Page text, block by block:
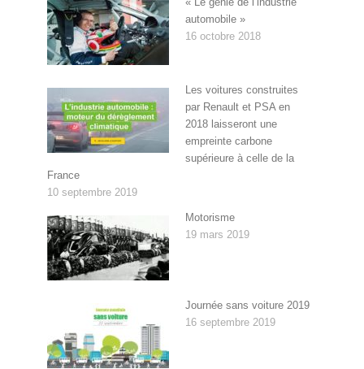
automobile »
16 octobre 2018
Les voitures construites
par Renault et PSA en
2018 laisseront une
empreinte carbone
supérieure à celle de la
France
10 septembre 2019
Motorisme
19 mars 2019
Journée sans voiture 2019
16 septembre 2019